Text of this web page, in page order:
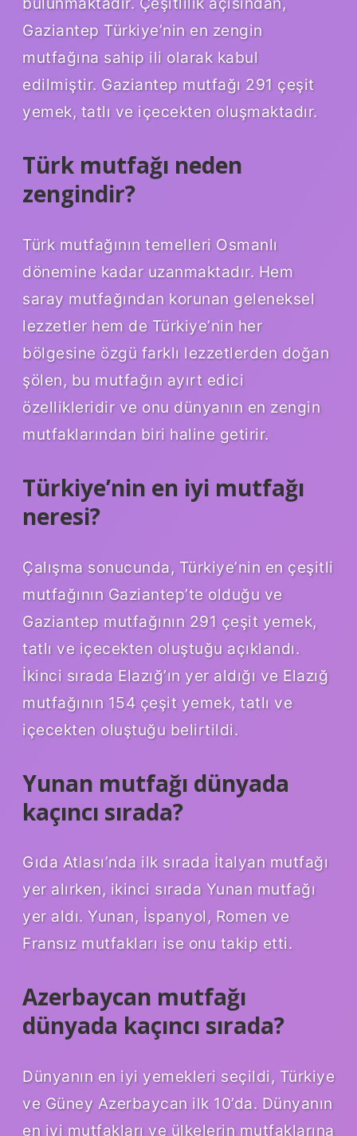
Gaziantep Türkiye’nin en zengin
mutfağına sahip ili olarak kabul
edilmiştir. Gaziantep mutfağı 291 çeşit
yemek, tatlı ve içecekten oluşmaktadır.
Türk mutfağı neden
zengindir?
Türk mutfağının temelleri Osmanlı
dönemine kadar uzanmaktadır. Hem
saray mutfağından korunan geleneksel
lezzetler hem de Türkiye’nin her
bölgesine özgü farklı lezzetlerden doğan
şölen, bu mutfağın ayırt edici
özellikleridir ve onu dünyanın en zengin
mutfaklarından biri haline getirir.
Türkiye’nin en iyi mutfağı
neresi?
Çalışma sonucunda, Türkiye’nin en çeşitli
mutfağının Gaziantep’te olduğu ve
Gaziantep mutfağının 291 çeşit yemek,
tatlı ve içecekten oluştuğu açıklandı.
İkinci sırada Elazığ’ın yer aldığı ve Elazığ
mutfağının 154 çeşit yemek, tatlı ve
içecekten oluştuğu belirtildi.
Yunan mutfağı dünyada
kaçıncı sırada?
Gıda Atlası’nda ilk sırada İtalyan mutfağı
yer alırken, ikinci sırada Yunan mutfağı
yer aldı. Yunan, İspanyol, Romen ve
Fransız mutfakları ise onu takip etti.
Azerbaycan mutfağı
dünyada kaçıncı sırada?
Dünyanın en iyi yemekleri seçildi, Türkiye
ve Güney Azerbaycan ilk 10’da. Dünyanın
en iyi mutfakları ve ülkelerin mutfaklarına